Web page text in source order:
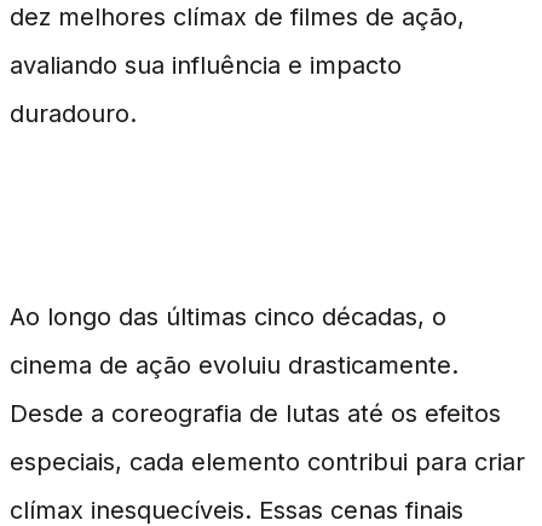
dez melhores clímax de filmes de ação,
avaliando sua influência e impacto
duradouro.
Ao longo das últimas cinco décadas, o
cinema de ação evoluiu drasticamente.
Desde a coreografia de lutas até os efeitos
especiais, cada elemento contribui para criar
clímax inesquecíveis. Essas cenas finais